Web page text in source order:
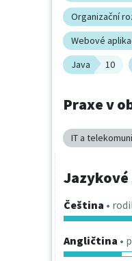
Organizační
Webové
Java
10
Praxe v
IT a
Čeština •
Angličtina •